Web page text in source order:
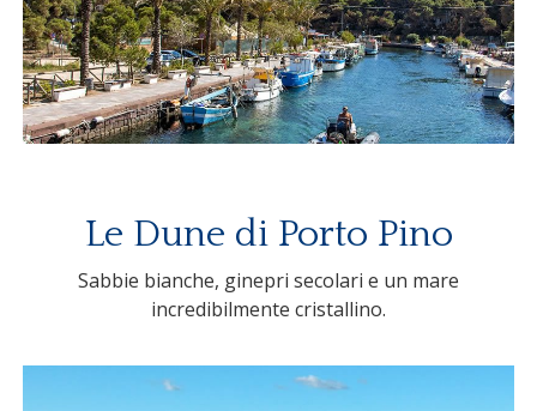
Le Dune di Porto Pino
Sabbie bianche, ginepri secolari e un mare
incredibilmente cristallino.